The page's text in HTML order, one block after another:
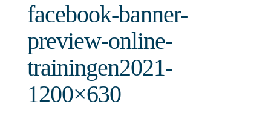
facebook-banner-
preview-online-
trainingen2021-
1200×630